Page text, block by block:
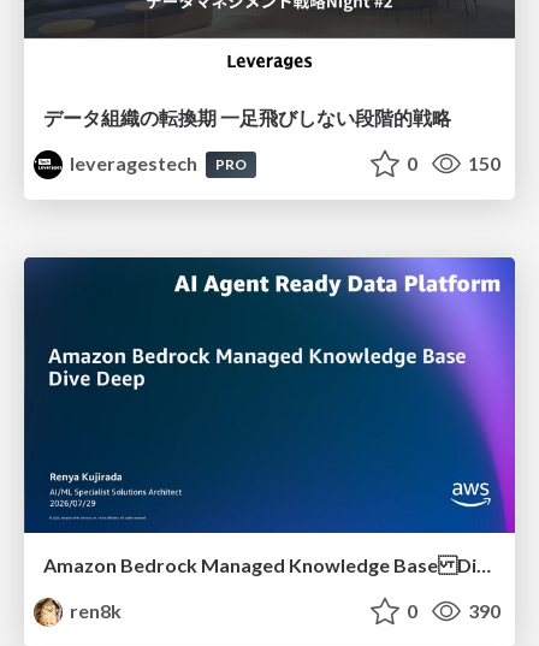
データ組織の転換期 一足飛びしない段階的戦略
leveragestech
PRO 0 150
Amazon Bedrock Managed Knowledge Base Dive Deep
ren8k
0 390